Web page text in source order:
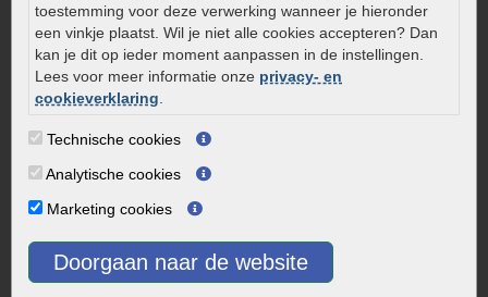
toestemming voor deze verwerking wanneer je hieronder
een vinkje plaatst. Wil je niet alle cookies accepteren? Dan
kan je dit op ieder moment aanpassen in de instellingen.
Lees voor meer informatie onze privacy- en
cookieverklaring.
Technische cookies
Analytische cookies
Marketing cookies
Doorgaan naar de website
Routebeschrijving
Openingstijden
Maandag
08:00 - 17:00
Dinsdag
Woensdag
Donderdag
Vrijdag
Zondag
Gesloten